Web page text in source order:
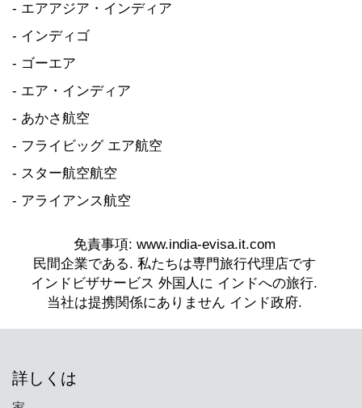
- エアアジア・インディア
- インディゴ
- ゴーエア
- エア・インディア
- あかさ航空
- フライビッグ エア航空
- スター航空航空
- アライアンス航空
詳しくは